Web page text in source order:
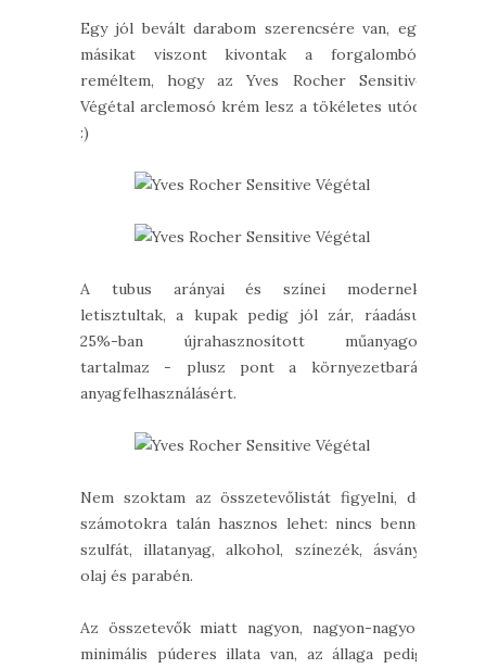
Egy jól bevált darabom szerencsére van, egy
másikat viszont kivontak a forgalomból:
reméltem, hogy az Yves Rocher Sensitive
Végétal arclemosó krém lesz a tökéletes utód.
:)
A tubus arányai és színei modernek,
letisztultak, a kupak pedig jól zár, ráadásul
25%-ban újrahasznosított műanyagot
tartalmaz - plusz pont a környezetbarát
anyagfelhasználásért.
Nem szoktam az összetevőlistát figyelni, de
számotokra talán hasznos lehet: nincs benne
szulfát, illatanyag, alkohol, színezék, ásványi
olaj és parabén.
Az összetevők miatt nagyon, nagyon-nagyon
minimális púderes illata van, az állaga pedig